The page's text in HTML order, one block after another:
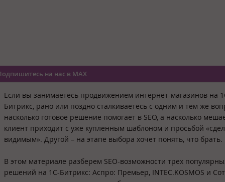
на нас в MAX
Если вы занимаетесь продвижением интернет-магазинов на
Битрикс, рано или поздно сталкиваетесь с одним и тем же
насколько готовое решение помогает в SEO, а насколько
клиент приходит с уже купленным шаблоном и просьбой
видимым». Другой – на этапе выбора хочет понять, что брать.
В этом материале разберем SEO-возможности трех
решений на 1С-Битрикс: Аспро: Премьер, INTEC.KOSMOS и